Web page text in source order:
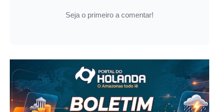
Seja o primeiro a comentar!